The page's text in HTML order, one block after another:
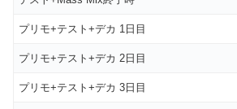
プリモ+テスト+デカ 1日目
プリモ+テスト+デカ 2日目
プリモ+テスト+デカ 3日目